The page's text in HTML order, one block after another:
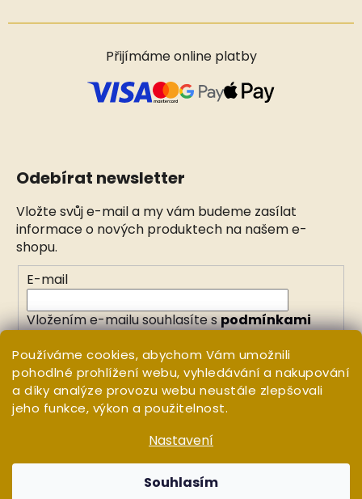
Používáme cookies, abychom Vám umožnili
pohodlné prohlížení webu, vyhledávání a nakupování
a díky analýze provozu webu neustále zlepšovali
jeho funkce, výkon a použitelnost.
Nastavení
Souhlasím
Přijímáme online platby
Odebírat newsletter
Vložte svůj e-mail a my vám budeme zasílat
informace o nových produktech na našem e-
shopu.
E-mail
Vložením e-mailu souhlasíte spodmínkami
PŘIHLÁSIT SE
Vytvořil Shoptet
WHITE ORCHID